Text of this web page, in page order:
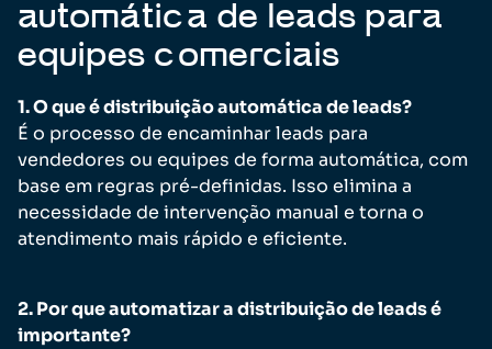
automática de leads para
equipes comerciais
1. O que é distribuição automática de leads?
É o processo de encaminhar leads para
vendedores ou equipes de forma automática, com
base em regras pré-definidas. Isso elimina a
necessidade de intervenção manual e torna o
atendimento mais rápido e eficiente.
2. Por que automatizar a distribuição de leads é
importante?